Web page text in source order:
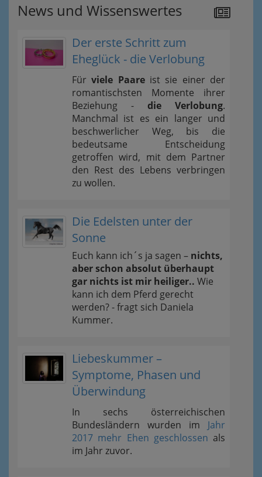
News und Wissenswertes
Der erste Schritt zum
Eheglück - die Verlobung
Fürviele Paareist sie einer der
romantischsten Momente ihrer
Beziehung - die Verlobung.
Manchmal ist es ein langer und
beschwerlicher Weg, bis die
bedeutsame Entscheidung
getroffen wird, mit dem Partner
den Rest des Lebens verbringen
zu wollen.
Die Edelsten unter der
Sonne
Euch kann ich´s ja sagen – nichts,
aber schon absolut überhaupt
gar nichts ist mir heiliger.. Wie
kann ich dem Pferd gerecht
werden? - fragt sich Daniela
Kummer.
Liebeskummer –
Symptome, Phasen und
Überwindung
In sechs österreichischen
Bundesländern wurden im Jahr
2017 mehr Ehen geschlossen als
im Jahr zuvor.